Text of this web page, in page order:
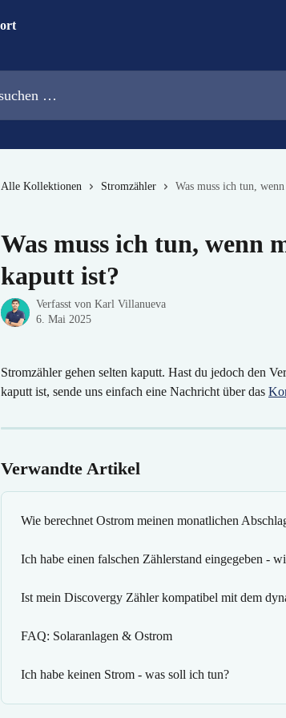
Alle Kollektionen Stromzähler Was muss ich tun,
Was muss ich tun, wenn
kaputt ist?
Verfasst von Karl Villanueva
6. Mai 2025
Stromzähler gehen selten kaputt. Hast du jedoch den
kaputt ist, sende uns einfach eine Nachricht über das
Verwandte Artikel
Wie berechnet Ostrom meinen monatlichen
Ich habe einen falschen Zählerstand eingegeben -
Ist mein Discovergy Zähler kompatibel mit dem
FAQ: Solaranlagen & Ostrom
Ich habe keinen Strom - was soll ich tun?